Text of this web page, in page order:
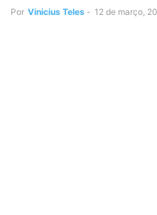
Por Vinicius Teles - 12 de março,